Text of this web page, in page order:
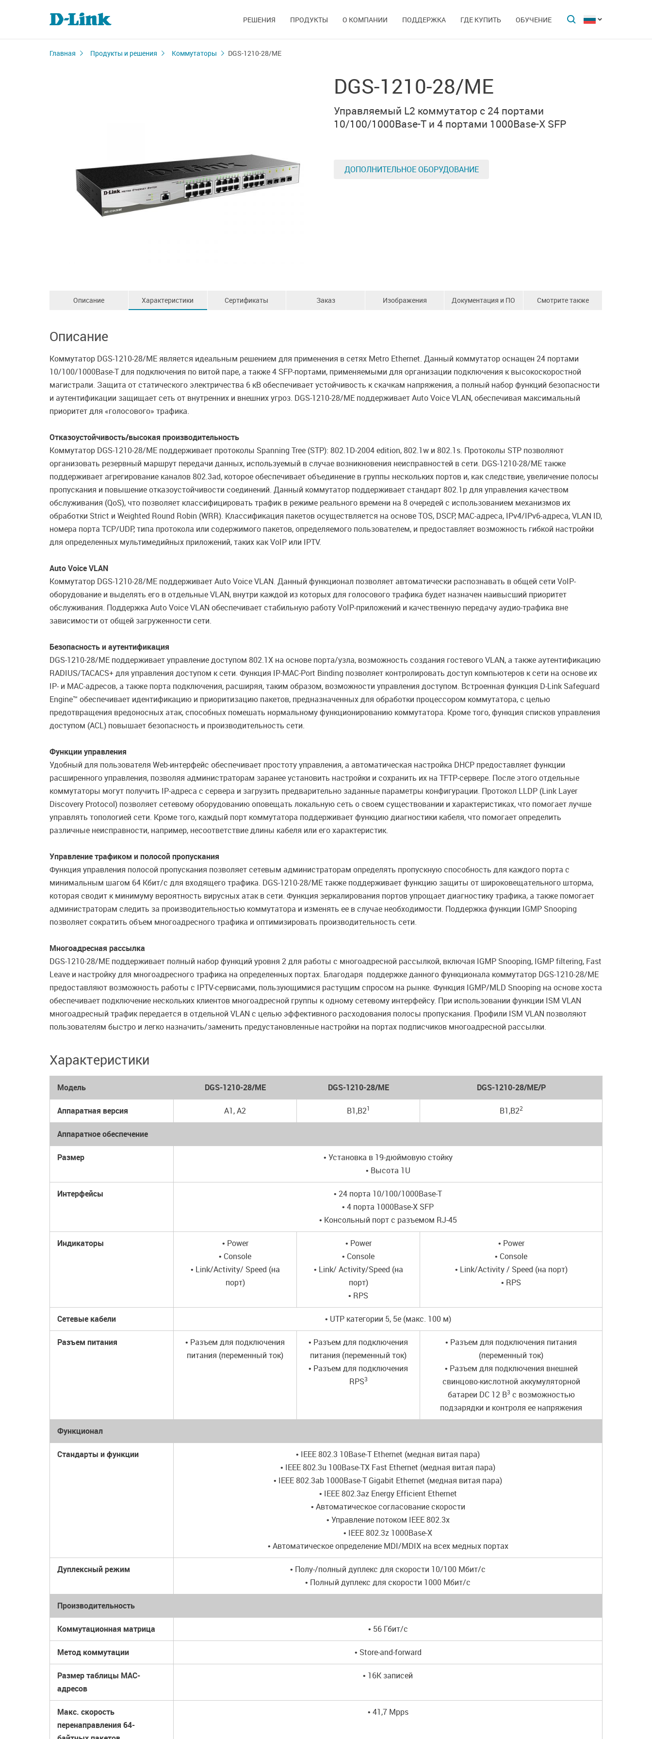
РЕШЕНИЯ ПРОДУКТЫ О КОМПАНИИ ПОДДЕРЖКА ГДЕ КУПИТЬ ОБУЧЕНИЕ
Главная Продукты и решения Коммутаторы DGS-1210-28/ME
DGS-1210-28/ME
Управляемый L2 коммутатор с 24 портами
10/100/1000Base-T и 4 портами 1000Base-X SFP
ДОПОЛНИТЕЛЬНОЕ ОБОРУДОВАНИЕ
Описание Характеристики Сертификаты Заказ Изображения Документация и ПО Смотрите также
Описание
Коммутатор DGS-1210-28/ME является идеальным решением для применения в сетях Metro Ethernet. Данный коммутатор оснащен 24 портами
10/100/1000Base-T для подключения по витой паре, а также 4 SFP-портами, применяемыми для организации подключения к высокоскоростной
магистрали. Защита от статического электричества 6 кВ обеспечивает устойчивость к скачкам напряжения, а полный набор функций безопасности
и аутентификации защищает сеть от внутренних и внешних угроз. DGS-1210-28/ME поддерживает Auto Voice VLAN, обеспечивая максимальный
приоритет для «голосового» трафика.
Отказоустойчивость/высокая производительность
Коммутатор DGS-1210-28/ME поддерживает протоколы Spanning Tree (STP): 802.1D-2004 edition, 802.1w и 802.1s. Протоколы STP позволяют
организовать резервный маршрут передачи данных, используемый в случае возникновения неисправностей в сети. DGS-1210-28/ME также
поддерживает агрегирование каналов 802.3ad, которое обеспечивает объединение в группы нескольких портов и, как следствие, увеличение полосы
пропускания и повышение отказоустойчивости соединений. Данный коммутатор поддерживает стандарт 802.1p для управления качеством
обслуживания (QoS), что позволяет классифицировать трафик в режиме реального времени на 8 очередей с использованием механизмов их
обработки Strict и Weighted Round Robin (WRR). Классификация пакетов осуществляется на основе TOS, DSCP, MAC-адреса, IPv4/IPv6-адреса, VLAN ID,
номера порта TCP/UDP, типа протокола или содержимого пакетов, определяемого пользователем, и предоставляет возможность гибкой настройки
для определенных мультимедийных приложений, таких как VoIP или IPTV.
Auto Voice VLAN
Коммутатор DGS-1210-28/ME поддерживает Auto Voice VLAN. Данный функционал позволяет автоматически распознавать в общей сети VoIP-
оборудование и выделять его в отдельные VLAN, внутри каждой из которых для голосового трафика будет назначен наивысший приоритет
обслуживания. Поддержка Auto Voice VLAN обеспечивает стабильную работу VoIP-приложений и качественную передачу аудио-трафика вне
зависимости от общей загруженности сети.
Безопасность и аутентификация
DGS-1210-28/ME поддерживает управление доступом 802.1X на основе порта/узла, возможность создания гостевого VLAN, а также аутентификацию
RADIUS/TACACS+ для управления доступом к сети. Функция IP-MAC-Port Binding позволяет контролировать доступ компьютеров к сети на основе их
IP- и MAC-адресов, а также порта подключения, расширяя, таким образом, возможности управления доступом. Встроенная функция D-Link Safeguard
Engine™ обеспечивает идентификацию и приоритизацию пакетов, предназначенных для обработки процессором коммутатора, с целью
предотвращения вредоносных атак, способных помешать нормальному функционированию коммутатора. Кроме того, функция списков управления
доступом (ACL) повышает безопасность и производительность сети.
Функции управления
Удобный для пользователя Web-интерфейс обеспечивает простоту управления, а автоматическая настройка DHCP предоставляет функции
расширенного управления, позволяя администраторам заранее установить настройки и сохранить их на TFTP-сервере. После этого отдельные
коммутаторы могут получить IP-адреса с сервера и загрузить предварительно заданные параметры конфигурации. Протокол LLDP (Link Layer
Discovery Protocol) позволяет сетевому оборудованию оповещать локальную сеть о своем существовании и характеристиках, что помогает лучше
управлять топологией сети. Кроме того, каждый порт коммутатора поддерживает функцию диагностики кабеля, что помогает определить
различные неисправности, например, несоответствие длины кабеля или его характеристик.
Управление трафиком и полосой пропускания
Функция управления полосой пропускания позволяет сетевым администраторам определять пропускную способность для каждого порта с
минимальным шагом 64 Кбит/с для входящего трафика. DGS-1210-28/ME также поддерживает функцию защиты от широковещательного шторма,
которая сводит к минимуму вероятность вирусных атак в сети. Функция зеркалирования портов упрощает диагностику трафика, а также помогает
администраторам следить за производительностью коммутатора и изменять ее в случае необходимости. Поддержка функции IGMP Snooping
позволяет сократить объем многоадресного трафика и оптимизировать производительность сети.
Многоадресная рассылка
DGS-1210-28/ME поддерживает полный набор функций уровня 2 для работы с многоадресной рассылкой, включая IGMP Snooping, IGMP filtering, Fast
Leave и настройку для многоадресного трафика на определенных портах. Благодаря поддержке данного функционала коммутатор DGS-1210-28/ME
предоставляют возможность работы с IPTV-сервисами, пользующимися растущим спросом на рынке. Функция IGMP/MLD Snooping на основе хоста
обеспечивает подключение нескольких клиентов многоадресной группы к одному сетевому интерфейсу. При использовании функции ISM VLAN
многоадресный трафик передается в отдельной VLAN с целью эффективного расходования полосы пропускания. Профили ISM VLAN позволяют
пользователям быстро и легко назначить/заменить предустановленные настройки на портах подписчиков многоадресной рассылки.
Характеристики
Модель DGS-1210-28/ME DGS-1210-28/ME DGS-1210-28/ME/P
Аппаратная версия А1, А2 B1,B21 B1,B22
Аппаратное обеспечение
Размер
• Установка в 19-дюймовую стойку
• Высота 1U
Интерфейсы
• 24 порта 10/100/1000Base-T
• 4 порта 1000Base-X SFP
• Консольный порт с разъемом RJ-45
Индикаторы
• Power
• Console
• Link/Activity/ Speed (на
порт)
• Power
• Console
• Link/ Activity/Speed (на
порт)
• RPS
• Power
• Console
• Link/Activity / Speed (на порт)
• RPS
Сетевые кабели • UTP категории 5, 5e (макс. 100 м)
Разъем питания
• Разъем для подключения
питания (переменный ток)
• Разъем для подключения
питания (переменный ток)
• Разъем для подключения
RPS3
• Разъем для подключения питания
(переменный ток)
• Разъем для подключения внешней
свинцово-кислотной аккумуляторной
батареи DC 12 В3 с возможностью
подзарядки и контроля ее напряжения
Функционал
Стандарты и функции
• IEEE 802.3 10Base-T Ethernet (медная витая пара)
• IEEE 802.3u 100Base-TX Fast Ethernet (медная витая пара)
• IEEE 802.3ab 1000Base-T Gigabit Ethernet (медная витая пара)
• IEEE 802.3az Energy Efficient Ethernet
• Автоматическое согласование скорости
• Управление потоком IEEE 802.3x
• IEEE 802.3z 1000Base-X
• Автоматическое определение MDI/MDIX на всех медных портах
Дуплексный режим
• Полу-/полный дуплекс для скорости 10/100 Мбит/с
• Полный дуплекс для скорости 1000 Мбит/с
Производительность
Коммутационная матрица • 56 Гбит/с
Метод коммутации • Store-and-forward
Размер таблицы МАС-
адресов
• 16K записей
Макс. скорость
перенаправления 64-
• 41,7 Mpps